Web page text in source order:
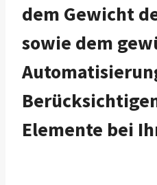
dem Gewicht
sowie dem
Elemente bei